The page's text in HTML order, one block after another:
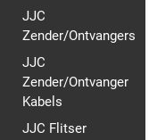
JJC
Zender/Ontvangers
JJC
Zender/Ontvanger
Kabels
JJC Flitser